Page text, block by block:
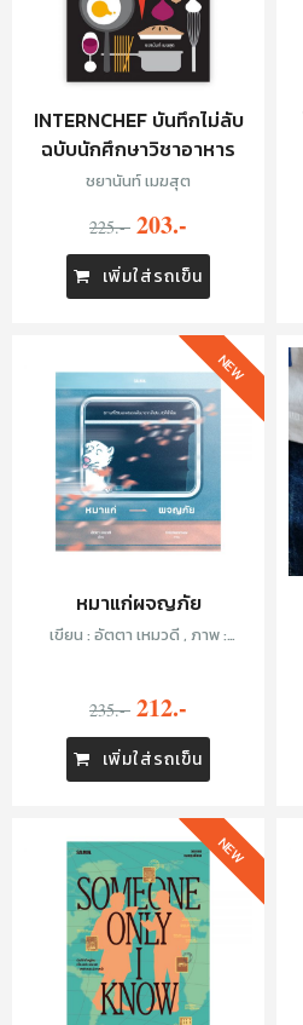
INTERNCHEF บันทึกไม่ลับ
ฉบับนักศึกษาวิชาอาหาร
ชยานันท์ เมฆสุต
225.- 203.-
เพิ่มใส่รถเข็น
หมาแก่ผจญภัย
เขียน : อัตตา เหมวดี , ภาพ :
235.- 212.-
เพิ่มใส่รถเข็น
NEW
NEW